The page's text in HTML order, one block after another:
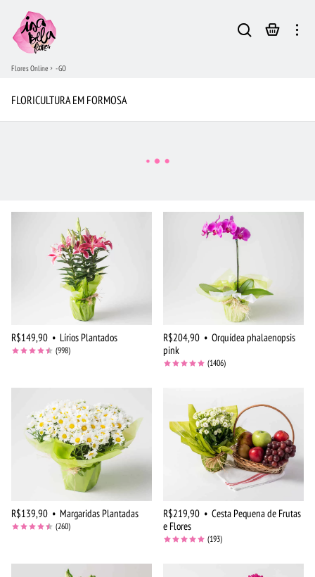
Flores Online - GO
FLORICULTURA EM FORMOSA
R$149,90 • Lírios Plantados
(998)
R$204,90 • Orquídea phalaenopsis
pink
(1406)
R$139,90 • Margaridas Plantadas
(260)
R$219,90 • Cesta Pequena de Frutas
e Flores
(193)